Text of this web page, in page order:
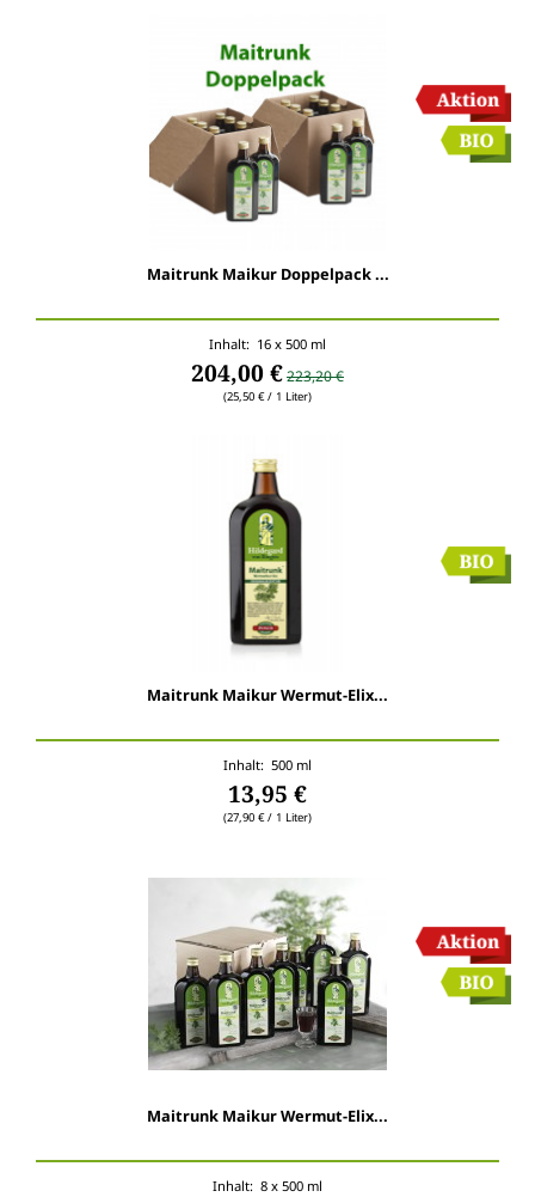
Maitrunk Maikur Doppelpack ...
Inhalt: 16 x 500 ml
204,00 €223,20 €
(25,50 € / 1 Liter)
Maitrunk Maikur Wermut-Elix...
Inhalt: 500 ml
13,95 €
(27,90 € / 1 Liter)
Maitrunk Maikur Wermut-Elix...
Inhalt: 8 x 500 ml